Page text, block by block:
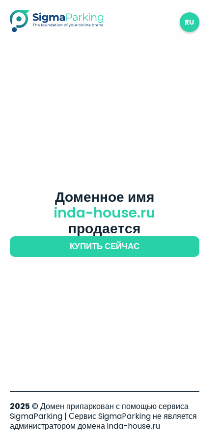
RU
Доменное имя
inda-house.ru
продается
КУПИТЬ СЕЙЧАС
2025 © Домен припаркован с помощью сервиса
SigmaParking | Сервис SigmaParking не является
администратором домена inda-house.ru